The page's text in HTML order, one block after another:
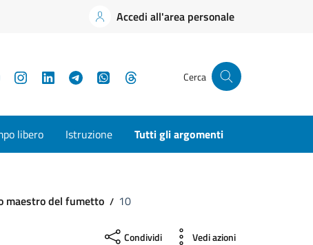
Accedi all'area personale
YouTubeInstagramLinkedInTelegramWhatsApp Cerca
libero Istruzione Tutti gli argomenti
maestro del fumetto 10
Condividi Vedi azioni